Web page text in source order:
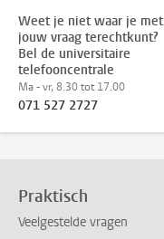
Weet je niet waar je met
jouw vraag terechtkunt?
Bel de universitaire
telefooncentrale
Ma - vr, 8.30 tot 17.00
071 527 2727
Praktisch
Veelgestelde vragen